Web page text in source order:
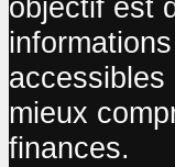
objectif est
accessibles
mieux
finances.